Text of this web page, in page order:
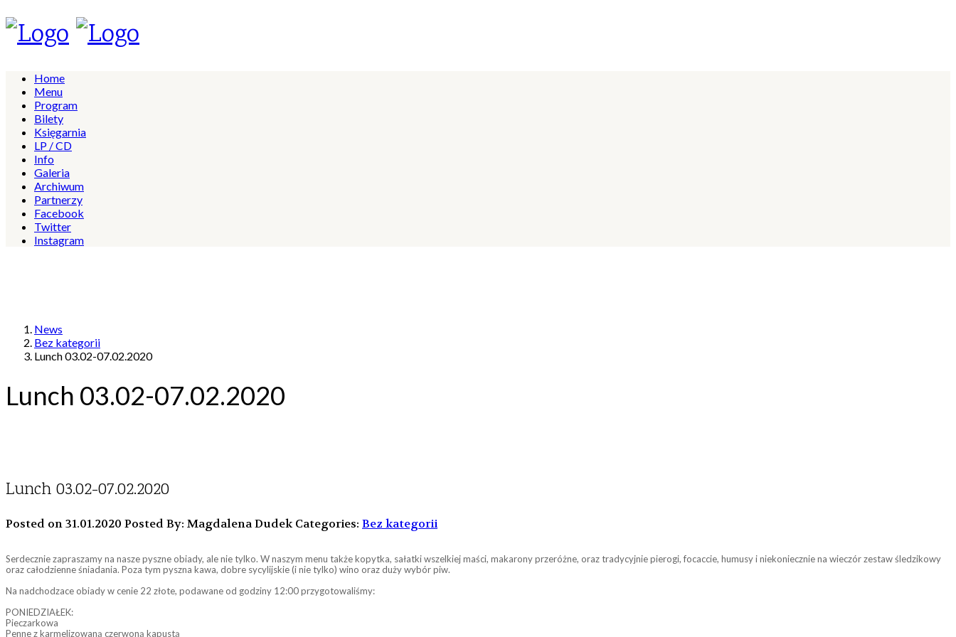
Home
Menu
Program
Bilety
Księgarnia
LP / CD
Info
Galeria
Archiwum
Partnerzy
Facebook
Twitter
Instagram
News
Bez kategorii
Lunch 03.02-07.02.2020
Lunch 03.02-07.02.2020
Lunch 03.02-07.02.2020
Posted on 31.01.2020 Posted By: Magdalena Dudek Categories: Bez kategorii
Serdecznie zapraszamy na nasze pyszne obiady, ale nie tylko. W naszym menu także kopytka, sałatki wszelkiej maści, makarony przeróżne, oraz tradycyjnie pierogi, focaccie, humusy i niekoniecznie na wieczór zestaw śledzikowy
oraz całodzienne śniadania. Poza tym pyszna kawa, dobre sycylijskie (i nie tylko) wino oraz duży wybór piw.
Na nadchodzace obiady w cenie 22 złote, podawane od godziny 12:00 przygotowaliśmy:
PONIEDZIAŁEK:
Pieczarkowa
Penne z karmelizowaną czerwoną kapustą